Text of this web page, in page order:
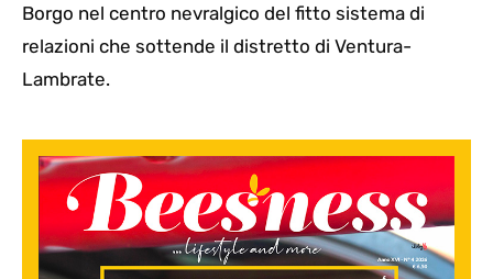
Borgo nel centro nevralgico del fitto sistema di
relazioni che sottende il distretto di Ventura-
Lambrate.